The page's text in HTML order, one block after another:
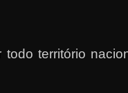
território